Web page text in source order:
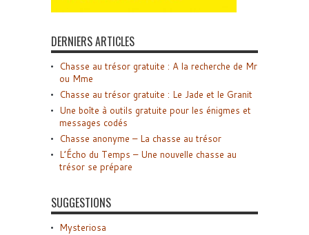
DERNIERS ARTICLES
Chasse au trésor gratuite : A la recherche de Mr
ou Mme
Chasse au trésor gratuite : Le Jade et le Granit
Une boîte à outils gratuite pour les énigmes et
messages codés
Chasse anonyme – La chasse au trésor
L’Écho du Temps – Une nouvelle chasse au
trésor se prépare
SUGGESTIONS
Mysteriosa